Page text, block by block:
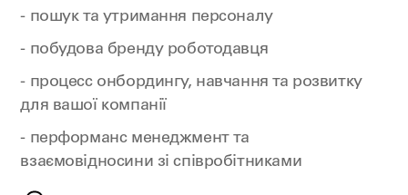
- пошук та утримання персоналу
- побудова бренду роботодавця
- процесс онбордингу, навчання та розвитку
для вашої компанії
- перформанс менеджмент та
взаємовідносини зі співробітниками